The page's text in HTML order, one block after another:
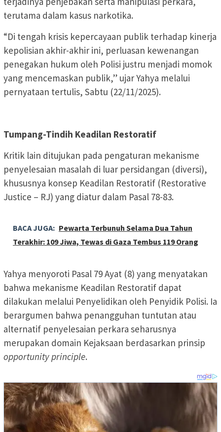
terutama dalam kasus narkotika.
“Di tengah krisis kepercayaan publik terhadap kinerja
kepolisian akhir-akhir ini, perluasan kewenangan
penegakan hukum oleh Polisi justru menjadi momok
yang mencemaskan publik,” ujar Yahya melalui
pernyataan tertulis, Sabtu (22/11/2025).
Tumpang-Tindih Keadilan Restoratif
Kritik lain ditujukan pada pengaturan mekanisme
penyelesaian masalah di luar persidangan (diversi),
khususnya konsep Keadilan Restoratif (Restorative
Justice – RJ) yang diatur dalam Pasal 78-83.
BACA JUGA: Pewarta Terbunuh Selama Dua Tahun
Terakhir: 109 Jiwa, Tewas di Gaza Tembus 119 Orang
Yahya menyoroti Pasal 79 Ayat (8) yang menyatakan
bahwa mekanisme Keadilan Restoratif dapat
dilakukan melalui Penyelidikan oleh Penyidik Polisi. Ia
berargumen bahwa penangguhan tuntutan atau
alternatif penyelesaian perkara seharusnya
merupakan domain Kejaksaan berdasarkan prinsip
opportunity principle.